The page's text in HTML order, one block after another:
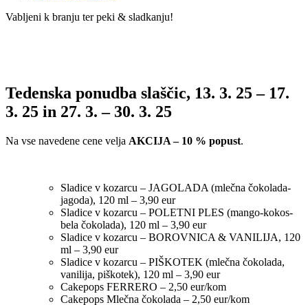
Vabljeni k branju ter peki & sladkanju!
Tedenska ponudba slaščic, 13. 3. 25 – 17.
3. 25 in 27. 3. – 30. 3. 25
Na vse navedene cene velja AKCIJA – 10 % popust.
Sladice v kozarcu – JAGOLADA (mlečna čokolada-
jagoda), 120 ml – 3,90 eur
Sladice v kozarcu – POLETNI PLES (mango-kokos-
bela čokolada), 120 ml – 3,90 eur
Sladice v kozarcu – BOROVNICA & VANILIJA, 120
ml – 3,90 eur
Sladice v kozarcu – PIŠKOTEK (mlečna čokolada,
vanilija, piškotek), 120 ml – 3,90 eur
Cakepops FERRERO – 2,50 eur/kom
Cakepops Mlečna čokolada – 2,50 eur/kom